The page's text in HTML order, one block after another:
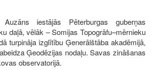
iestājās Pēterburgas guberņas
daļā, vēlāk – Somijas Topogrāfu–mērnieku
turpināja izglītību Ģenerālštāba akadēmijā,
Ģeodēzijas nodaļu. Savas zināšanas
observatorijā.